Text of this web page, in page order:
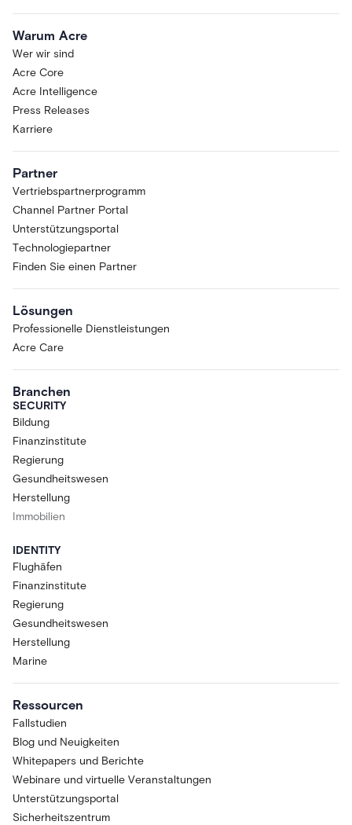
Warum Acre
Wer wir sind
Acre Core
Acre Intelligence
Press Releases
Karriere
Partner
Vertriebspartnerprogramm
Channel Partner Portal
Unterstützungsportal
Technologiepartner
Finden Sie einen Partner
Lösungen
Professionelle Dienstleistungen
Acre Care
Branchen
SECURITY
Bildung
Finanzinstitute
Regierung
Gesundheitswesen
Herstellung
Immobilien
IDENTITY
Flughäfen
Finanzinstitute
Regierung
Gesundheitswesen
Herstellung
Marine
Ressourcen
Fallstudien
Blog und Neuigkeiten
Whitepapers und Berichte
Webinare und virtuelle Veranstaltungen
Unterstützungsportal
Sicherheitszentrum